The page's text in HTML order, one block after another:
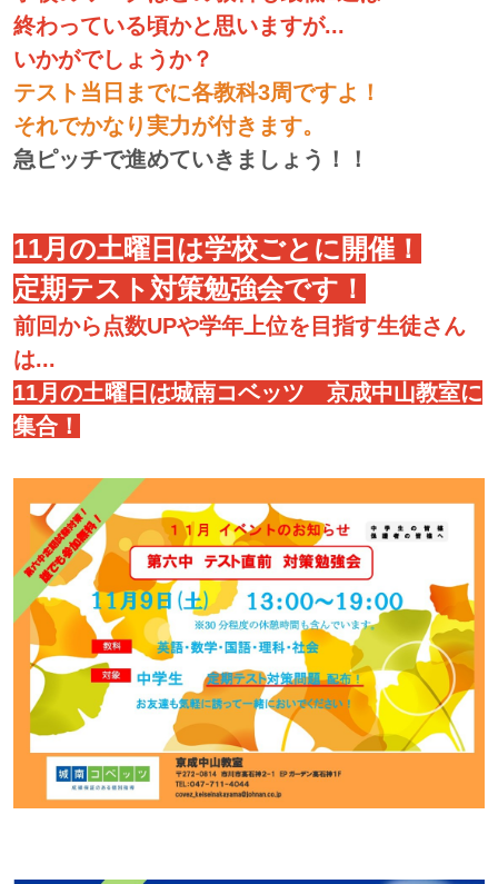
終わっている頃かと思いますが...
いかがでしょうか？
テスト当日までに各教科3周ですよ！
それでかなり実力が付きます。
急ピッチで進めていきましょう！！
11月の土曜日は学校ごとに開催！
定期テスト対策勉強会です！
前回から点数UPや学年上位を目指す生徒さん
は...
11月の土曜日は城南コベッツ 京成中山教室に
集合！